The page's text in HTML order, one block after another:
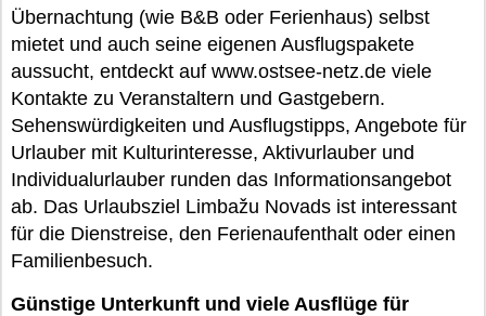
Übernachtung (wie B&B oder Ferienhaus) selbst
mietet und auch seine eigenen Ausflugspakete
aussucht, entdeckt auf www.ostsee-netz.de viele
Kontakte zu Veranstaltern und Gastgebern.
Sehenswürdigkeiten und Ausflugstipps, Angebote für
Urlauber mit Kulturinteresse, Aktivurlauber und
Individualurlauber runden das Informationsangebot
ab. Das Urlaubsziel Limbažu Novads ist interessant
für die Dienstreise, den Ferienaufenthalt oder einen
Familienbesuch.
Günstige Unterkunft und viele Ausflüge für